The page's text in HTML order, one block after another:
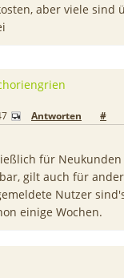
aber viele sind
Antworten #
für
gilt auch für
Nutzer
einige Wochen.